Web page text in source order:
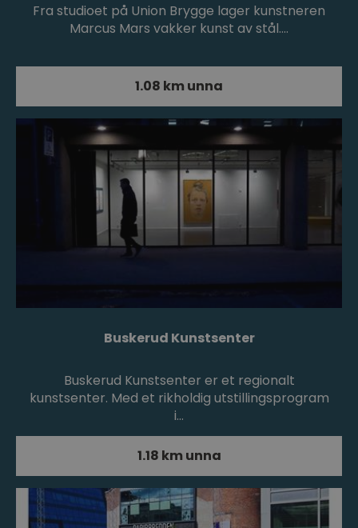
Fra studioet på Union Brygge lager kunstneren
Marcus Mars vakker kunst av stål.…
1.08 km unna
Buskerud Kunstsenter
Buskerud Kunstsenter er et regionalt
kunstsenter. Med et rikholdig utstillingsprogram
i…
1.18 km unna